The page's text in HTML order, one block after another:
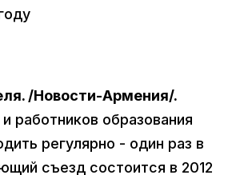
/Новости-Армения/.
работников образования
регулярно - один раз в
съезд состоится в 2012